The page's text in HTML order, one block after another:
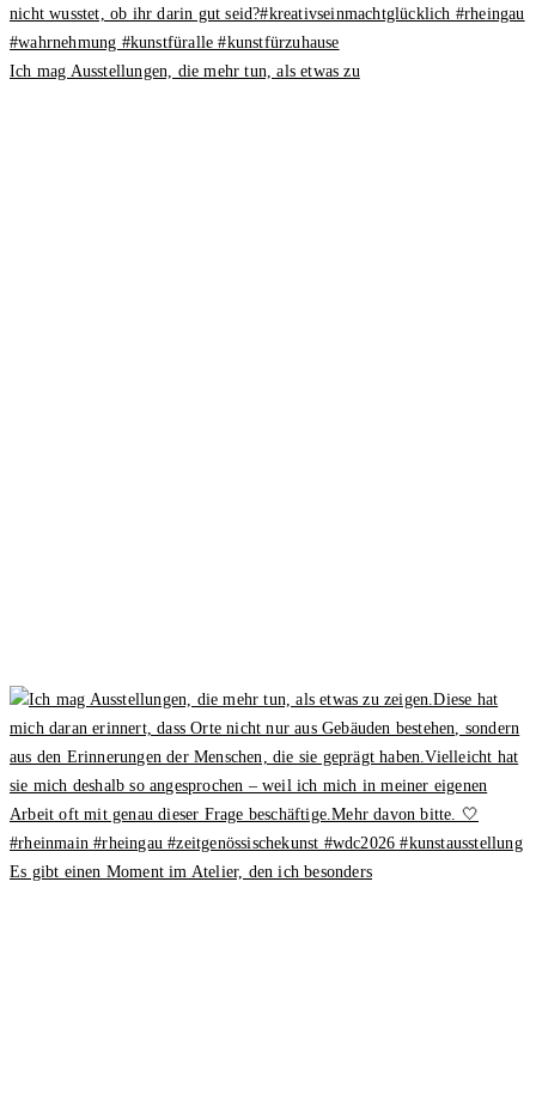
Ich mag Ausstellungen, die mehr tun, als etwas zu
Es gibt einen Moment im Atelier, den ich besonders